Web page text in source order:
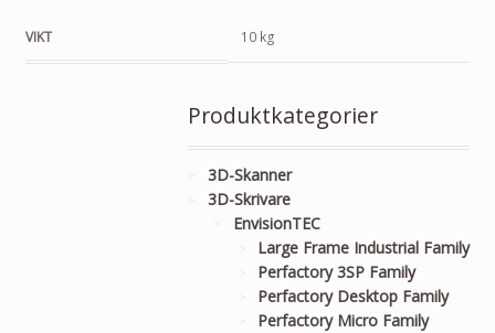
VIKT 10 kg
Produktkategorier
3D-Skanner
3D-Skrivare
EnvisionTEC
Large Frame Industrial Family
Perfactory 3SP Family
Perfactory Desktop Family
Perfactory Micro Family